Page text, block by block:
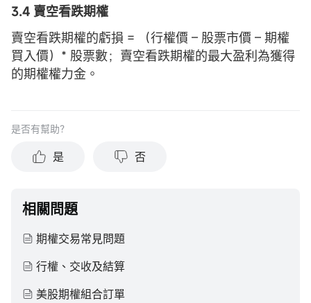
3.4 賣空看跌期權
賣空看跌期權的虧損 = （行權價 – 股票市價 – 期權
買入價）* 股票數；賣空看跌期權的最大盈利為獲得
的期權權力金。
是否有幫助？
是 否
相關問題
期權交易常見問題
行權、交收及結算
美股期權組合訂單